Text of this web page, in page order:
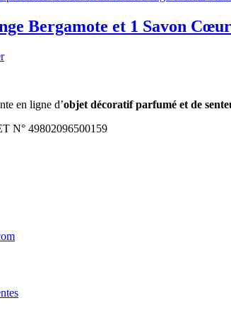
Bergamote et 1 Savon
en ligne d’objet décoratif parfumé et de
N° 49802096500159